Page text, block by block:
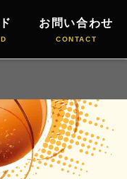
お問い合わせ
CONTACT